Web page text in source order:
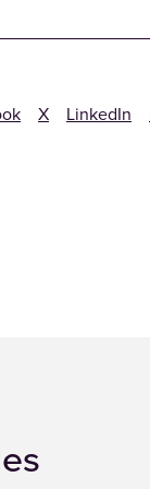
X LinkedIn